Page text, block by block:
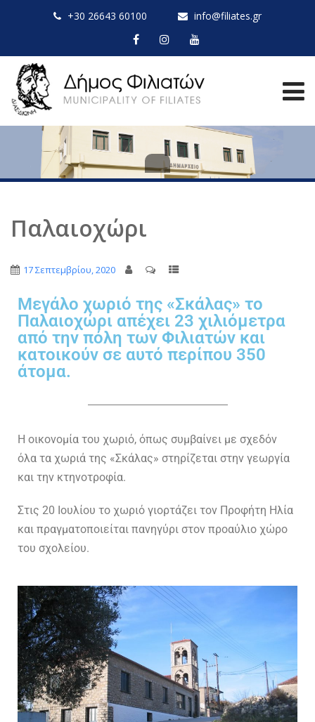
+30 26643 60100 info@filiates.gr
Παλαιοχώρι
17 Σεπτεμβρίου, 2020
Μεγάλο χωριό της «Σκάλας» το
Παλαιοχώρι απέχει 23 χιλιόμετρα
από την πόλη των Φιλιατών και
κατοικούν σε αυτό περίπου 350
άτομα.
Η οικονομία του χωριό, όπως συμβαίνει με σχεδόν
όλα τα χωριά της «Σκάλας» στηρίζεται στην γεωργία
και την κτηνοτροφία.
Στις 20 Ιουλίου το χωριό γιορτάζει τον Προφήτη Ηλία
και πραγματοποιείται πανηγύρι στον προαύλιο χώρο
του σχολείου.